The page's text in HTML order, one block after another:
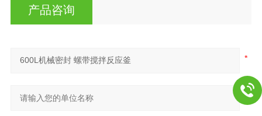
产品咨询